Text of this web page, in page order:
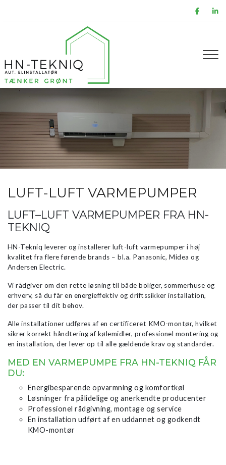
LUFT-LUFT VARMEPUMPER
LUFT–LUFT VARMEPUMPER FRA HN-
TEKNIQ
HN-Tekniq leverer og installerer luft-luft varmepumper i høj
kvalitet fra flere førende brands – bl.a. Panasonic, Midea og
Andersen Electric.
Vi rådgiver om den rette løsning til både boliger, sommerhuse og
erhverv, så du får en energieffektiv og driftssikker installation,
der passer til dit behov.
Alle installationer udføres af en certificeret KMO-montør, hvilket
sikrer korrekt håndtering af kølemidler, professionel montering og
en installation, der lever op til alle gældende krav og standarder.
MED EN VARMEPUMPE FRA HN-TEKNIQ FÅR
DU:
Energibesparende opvarmning og komfortkøl
Løsninger fra pålidelige og anerkendte producenter
Professionel rådgivning, montage og service
En installation udført af en uddannet og godkendt
KMO-montør